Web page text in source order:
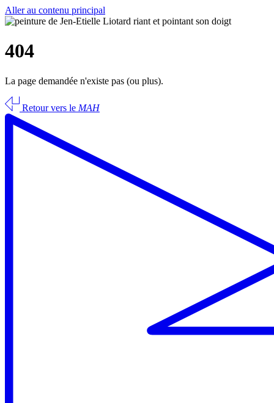
Aller au contenu principal
404
La page demandée n'existe pas (ou plus).
Retour vers le MAH